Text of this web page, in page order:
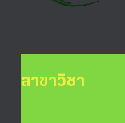
สาขาวิชา